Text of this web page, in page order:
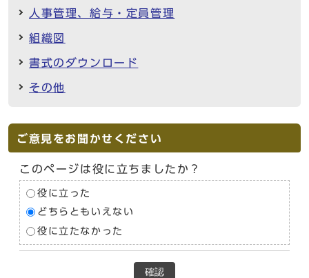
人事管理、給与・定員管理
組織図
書式のダウンロード
その他
ご意見をお聞かせください
このページは役に立ちましたか？
役に立った
どちらともいえない
役に立たなかった
確認